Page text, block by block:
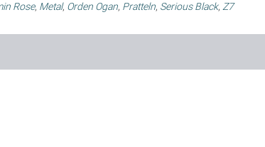
Rose, Metal, Orden Ogan, Pratteln, Serious Black, Z7